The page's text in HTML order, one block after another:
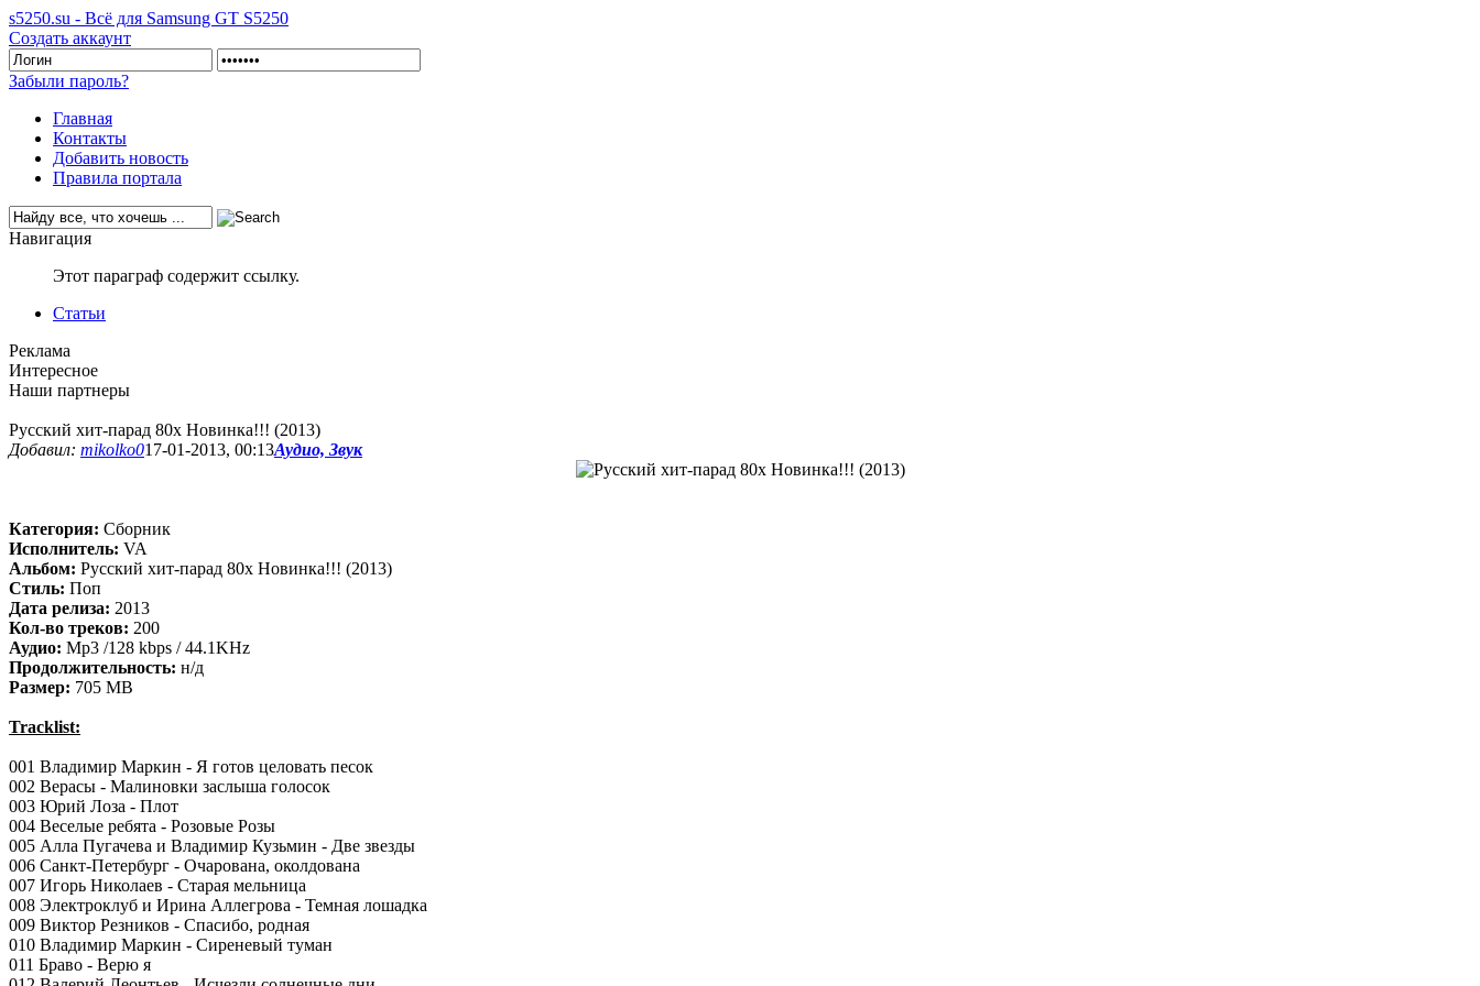
s5250.su - Всё для Samsung GT S5250
Создать аккаунт
Забыли пароль?
Главная
Контакты
Добавить новость
Правила портала
Навигация
Этот параграф содержит ссылку.
Статьи
Реклама
Интересное
Наши партнеры
Русский хит-парад 80х Новинка!!! (2013)
Добавил: mikolko017-01-2013, 00:13Аудио, Звук
Категория: Сборник
Исполнитель: VA
Альбом: Русский хит-парад 80х Новинка!!! (2013)
Стиль: Поп
Дата релиза: 2013
Кол-во треков: 200
Аудио: Mp3 /128 kbps / 44.1KHz
Продолжительность: н/д
Размер: 705 MB
Tracklist:
001 Владимир Маркин - Я готов целовать песок
002 Верасы - Малиновки заслыша голосок
003 Юрий Лоза - Плот
004 Веселые ребята - Розовые Розы
005 Алла Пугачева и Владимир Кузьмин - Две звезды
006 Санкт-Петербург - Очарована, околдована
007 Игорь Николаев - Старая мельница
008 Электроклуб и Ирина Аллегрова - Темная лошадка
009 Виктор Резников - Спасибо, родная
010 Владимир Маркин - Сиреневый туман
011 Браво - Верю я